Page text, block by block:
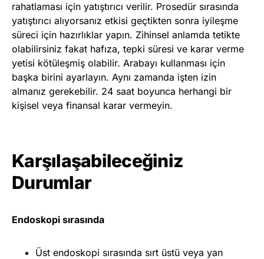
rahatlaması için yatıştırıcı verilir. Prosedür sırasında
yatıştırıcı alıyorsanız etkisi geçtikten sonra iyileşme
süreci için hazırlıklar yapın. Zihinsel anlamda tetikte
olabilirsiniz fakat hafıza, tepki süresi ve karar verme
yetisi kötüleşmiş olabilir. Arabayı kullanması için
başka birini ayarlayın. Aynı zamanda işten izin
almanız gerekebilir. 24 saat boyunca herhangi bir
kişisel veya finansal karar vermeyin.
Karşılaşabileceğiniz
Durumlar
Endoskopi sırasında
Üst endoskopi sırasında sırt üstü veya yan